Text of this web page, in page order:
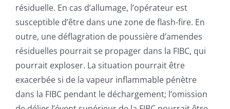
résiduelle. En cas d’allumage, l’opérateur est
susceptible d’être dans une zone de flash-fire. En
outre, une déflagration de poussière d’amendes
résiduelles pourrait se propager dans la FIBC, qui
pourrait exploser. La situation pourrait être
exacerbée si de la vapeur inflammable pénètre
dans la FIBC pendant le déchargement; l’omission